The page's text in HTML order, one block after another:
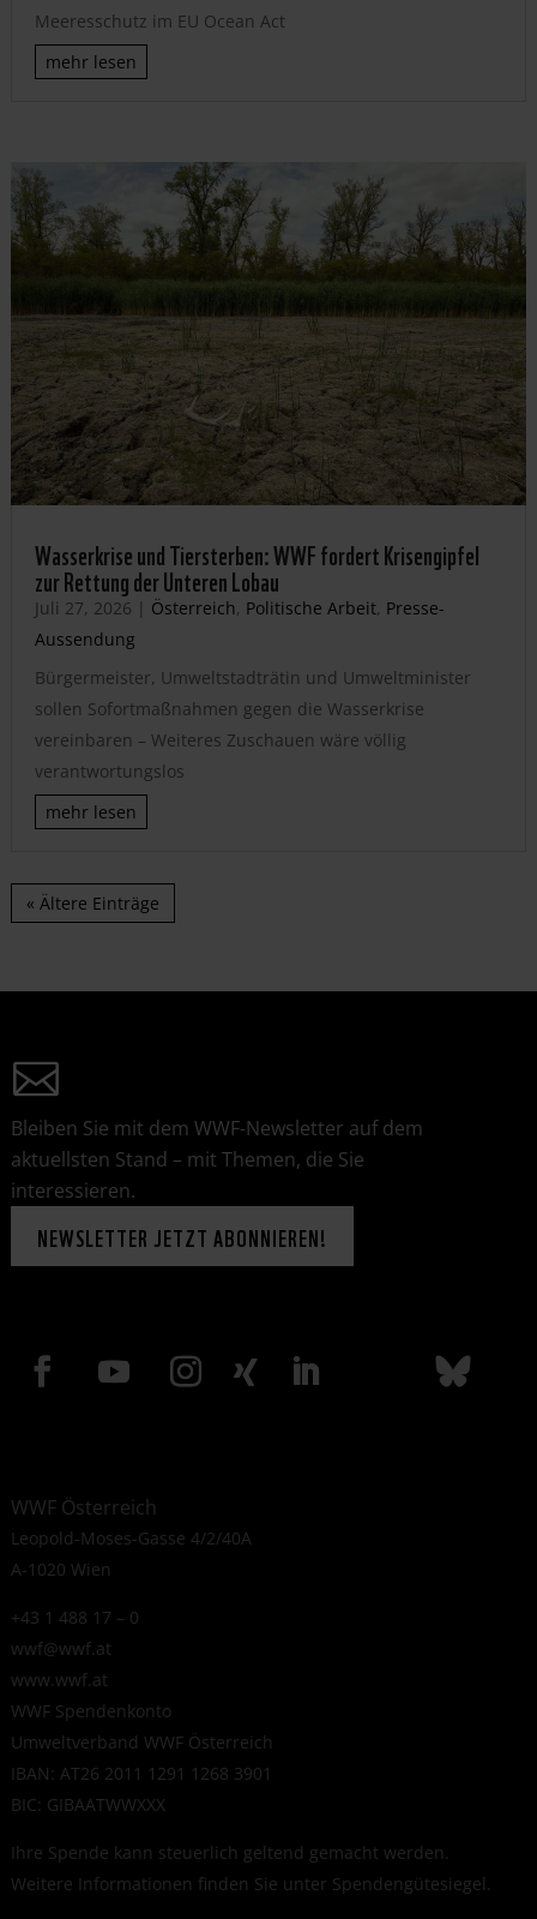
Meeresschutz im EU Ocean Act
mehr lesen
Wasserkrise und Tiersterben: WWF fordert Krisengipfel
zur Rettung der Unteren Lobau
Juli 27, 2026 | Österreich, Politische Arbeit, Presse-
Aussendung
Bürgermeister, Umweltstadträtin und Umweltminister
sollen Sofortmaßnahmen gegen die Wasserkrise
vereinbaren – Weiteres Zuschauen wäre völlig
verantwortungslos
mehr lesen
« Ältere Einträge
Bleiben Sie mit dem WWF-Newsletter auf dem
aktuellsten Stand – mit Themen, die Sie
interessieren.
NEWSLETTER JETZT ABONNIEREN!
WWF Österreich
Leopold-Moses-Gasse 4/2/40A
A-1020 Wien
+43 1 488 17 – 0
wwf@wwf.at
www.wwf.at
WWF Spendenkonto
Umweltverband WWF Österreich
IBAN: AT26 2011 1291 1268 3901
BIC: GIBAATWWXXX
Ihre Spende kann steuerlich geltend gemacht werden.
Weitere Informationen finden Sie unter Spendengütesiegel.